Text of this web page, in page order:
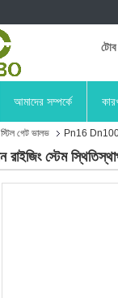
আমাদের সম্পর্কে
গেট ভালভ Pn16 Dn100
স্টেম